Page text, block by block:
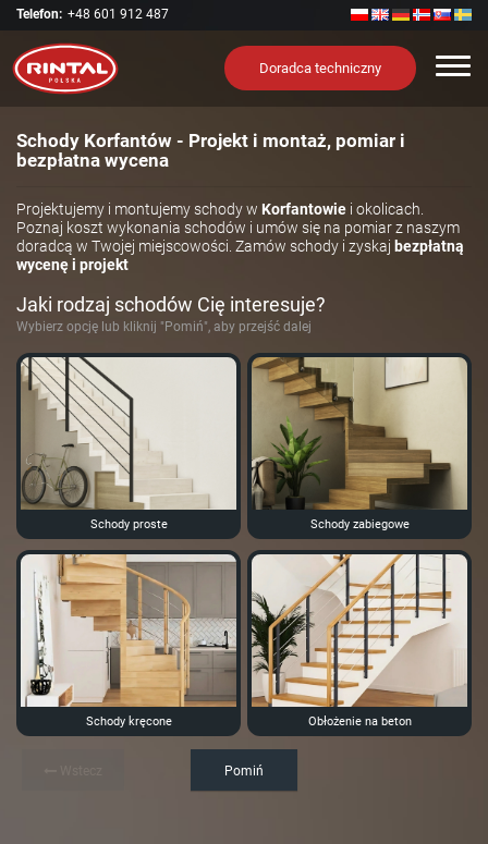
Telefon: +48 601 912 487
Doradca techniczny
Schody Korfantów - Projekt i montaż, pomiar i
bezpłatna wycena
Projektujemy i montujemy schody w Korfantowie i okolicach.
Poznaj koszt wykonania schodów i umów się na pomiar z naszym
doradcą w Twojej miejscowości. Zamów schody i zyskaj bezpłatną
wycenę i projekt
Jaki rodzaj schodów Cię interesuje?
Wybierz opcję lub kliknij "Pomiń", aby przejść dalej
Schody proste Schody zabiegowe
Schody kręcone Obłożenie na beton
Pomiń